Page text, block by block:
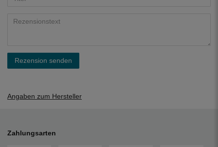
Rezension senden
Angaben zum Hersteller
Zahlungsarten